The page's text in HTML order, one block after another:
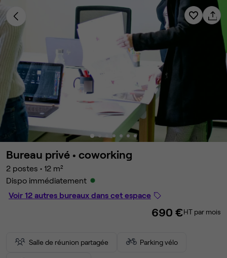
Bureau privé • coworking
2 postes • 12 m²
Dispo immédiatement
Voir 12 autres bureaux dans cet espace
690 €HT par mois
Salle de réunion partagée Parking vélo